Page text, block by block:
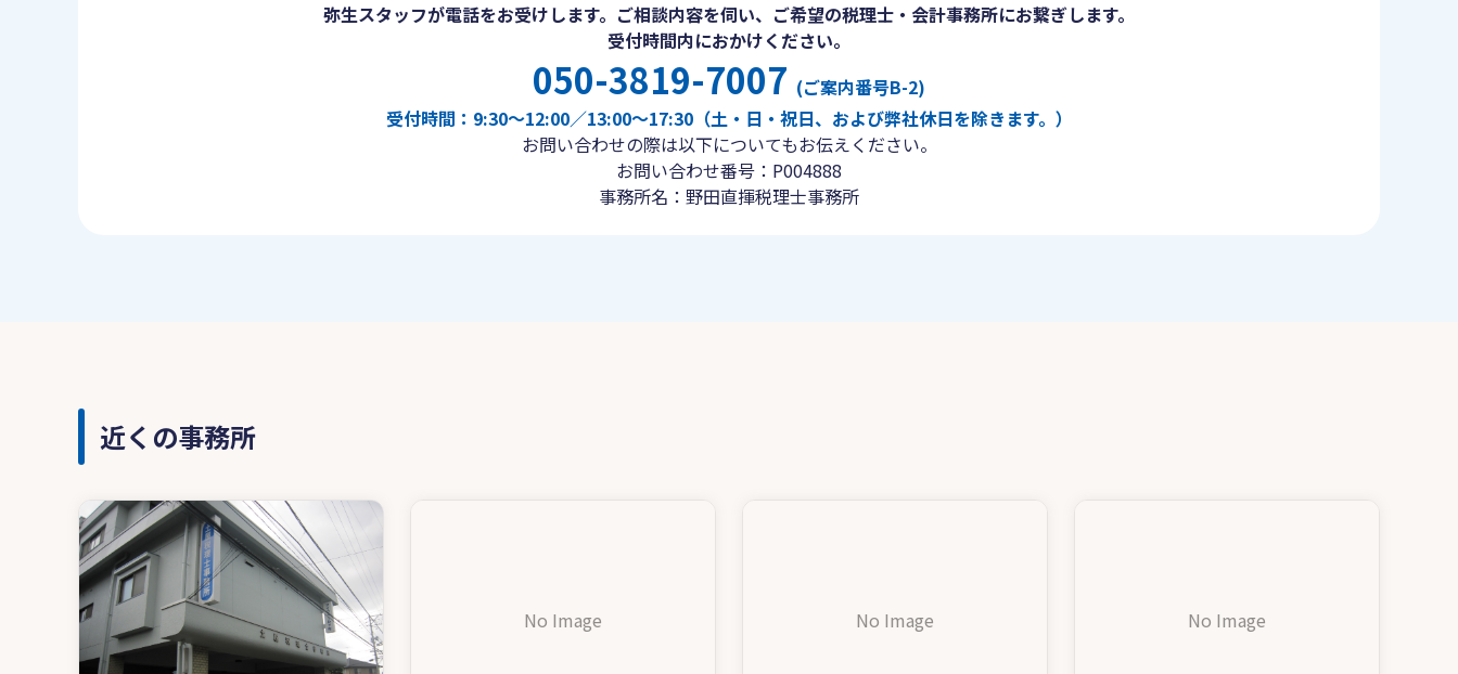
弥生スタッフが電話をお受けします。ご相談内容を伺い、ご希望の税理士・会計事務所にお繋ぎします。
受付時間内におかけください。
050-3819-7007 (ご案内番号B-2)
受付時間：9:30〜12:00／13:00〜17:30（土・日・祝日、および弊社休日を除きます。）
お問い合わせの際は以下についてもお伝えください。
お問い合わせ番号：P004888
事務所名：野田直揮税理士事務所
近くの事務所
No Image No Image No Image